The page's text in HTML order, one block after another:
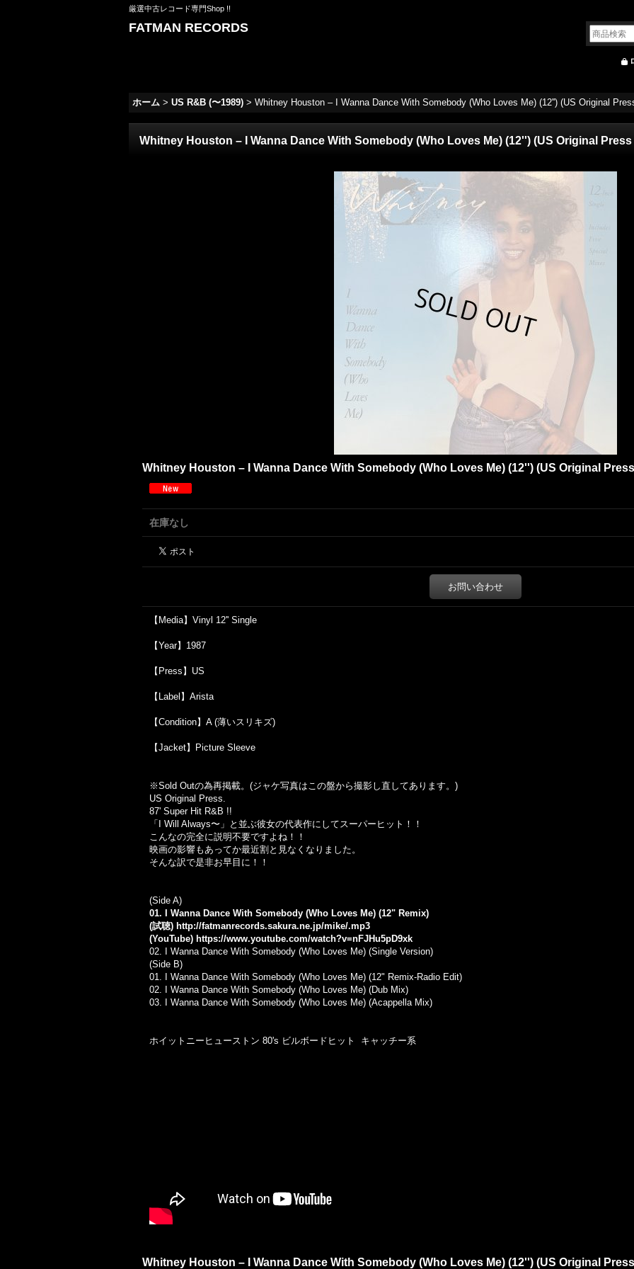
厳選中古レコード専門Shop !!
FATMAN RECORDS
ホーム > US R&B (〜1989) > Whitney Houston – I Wanna Dance With Somebody (Who Loves Me) (12'') (US Original
Whitney Houston – I Wanna Dance With Somebody (Who Loves Me) (12'') (US Original Press
Whitney Houston – I Wanna Dance With Somebody (Who Loves Me) (12'') (US Original
在庫なし
お問い合わせ
【Media】Vinyl 12'' Single
【Year】1987
【Press】US
【Label】Arista
【Condition】A (薄いスリキズ)
【Jacket】Picture Sleeve
※Sold Outの為再掲載。 (ジャケ写真はこの盤から撮影し直してあります。 )
US Original Press.
87' Super Hit R&B !!
「
I Will Always〜」と並ぶ彼女の代表作にしてスーパーヒット！！
こんなの完全に説明不要ですよね！！
映画の影響もあってか最近割と見なくなりました。
そんな訳で是非お早目に！！
(Side A)
01. I Wanna Dance With Somebody (Who Loves Me) (12" Remix)
(試聴) http://fatmanrecords.sakura.ne.jp/mike/.mp3
(YouTube) https://www.youtube.com/watch?v=nFJHu5pD9xk
02. I Wanna Dance With Somebody (Who Loves Me) (Single Version)
(Side B)
01.
I Wanna Dance With Somebody (Who Loves Me) (12" Remix-Radio Edit)
02.
I Wanna Dance With Somebody (Who Loves Me) (Dub Mix)
03.
I Wanna Dance With Somebody (Who Loves Me) (Acappella Mix)
ホイットニーヒューストン 80's ビルボードヒット キャッチー系
Whitney Houston – I Wanna Dance With Somebody (Who Loves Me) (12'') (US Original